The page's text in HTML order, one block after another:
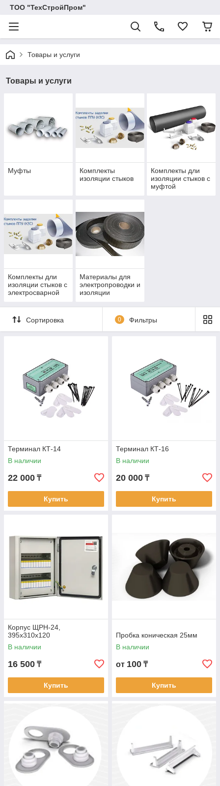
ТОО "ТехСтройПром"
Товары и услуги
Товары и услуги
Муфты
Комплекты
изоляции стыков
Комплекты дли
изоляции стыков с
муфтой
Комплекты дли
изоляции стыков с
электросварной
Материалы для
электропроводки и
изоляции
Сортировка 0 Фильтры
Терминал КТ-14
В наличии
22 000 ₸
Купить
Терминал КТ-16
В наличии
20 000 ₸
Купить
Корпус ЩРН-24,
395x310x120
В наличии
16 500 ₸
Купить
Пробка коническая 25мм
В наличии
от 100 ₸
Купить